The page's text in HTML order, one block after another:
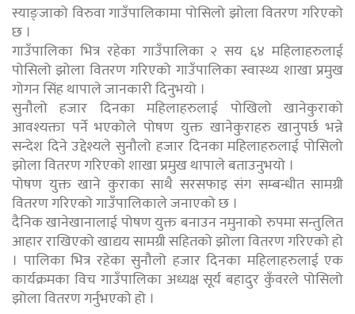
स्याङ्जाको विरुवा गाउँपालिकामा पोसिलो झोला वितरण गरिएको
छ ।
गाउँपालिका भित्र रहेका गाउँपालिका २ सय ६४ महिलाहरुलाई
पोसिलो झोला वितरण गरिएको गाउँपालिका स्वास्थ्य शाखा प्रमुख
गोगन सिंह थापाले जानकारी दिनुभयो ।
सुनौलो हजार दिनका महिलाहरुलाई पोखिलो खानेकुराको
आवश्यक्ता पर्ने भएकोले पोषण युक्त खानेकुराहरु खानुपर्छ भन्ने
सन्देश दिने उद्देश्यले सुनौलो हजार दिनका महिलाहरुलाई पोसिलो
झोला वितरण गरिएको शाखा प्रमुख थापाले बताउनुभयो ।
पोषण युक्त खाने कुराका साथै सरसफाइ संग सम्बन्धीत सामग्री
वितरण गरिएको गाउँपालिकाले जनाएको छ ।
दैनिक खानेखानालाई पोषण युक्त बनाउन नमुनाको रुपमा सन्तुलित
आहार राखिएको खाद्यय सामग्री सहितको झोला वितरण गरिएको हो
। पालिका भित्र रहेका सुनौलो हजार दिनका महिलाहरुलाई एक
कार्यक्रमका विच गाउँपालिका अध्यक्ष सूर्य बहादुर कुँवरले पोसिलो
झोला वितरण गर्नुभएको हो ।